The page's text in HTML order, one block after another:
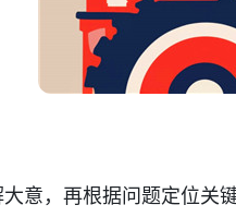
意，再根据问题定位关